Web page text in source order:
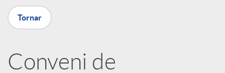
p
a
Tornar
Conveni de